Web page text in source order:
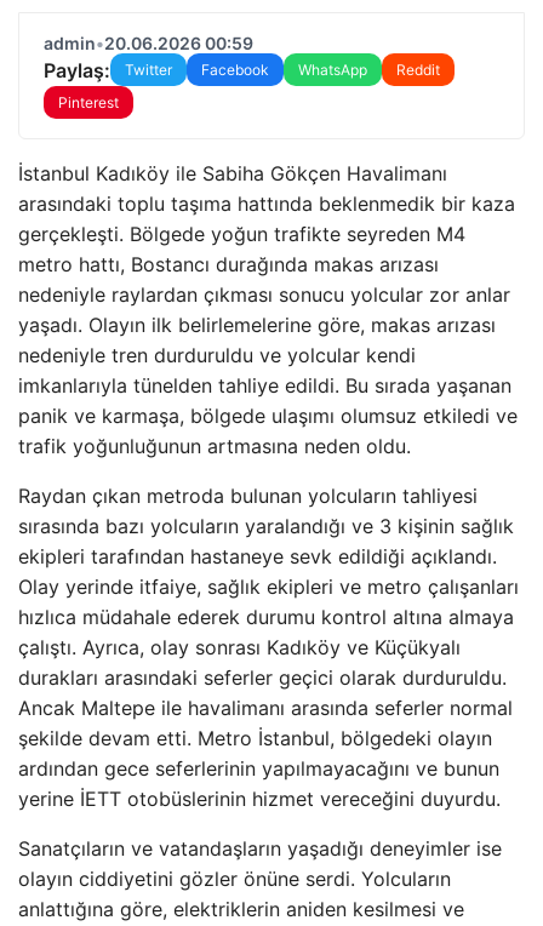
admin•20.06.2026 00:59
Paylaş: Twitter Facebook WhatsApp
Reddit
Pinterest
İstanbul Kadıköy ile Sabiha Gökçen Havalimanı
arasındaki toplu taşıma hattında beklenmedik bir kaza
gerçekleşti. Bölgede yoğun trafikte seyreden M4
metro hattı, Bostancı durağında makas arızası
nedeniyle raylardan çıkması sonucu yolcular zor anlar
yaşadı. Olayın ilk belirlemelerine göre, makas arızası
nedeniyle tren durduruldu ve yolcular kendi
imkanlarıyla tünelden tahliye edildi. Bu sırada yaşanan
panik ve karmaşa, bölgede ulaşımı olumsuz etkiledi ve
trafik yoğunluğunun artmasına neden oldu.
Raydan çıkan metroda bulunan yolcuların tahliyesi
sırasında bazı yolcuların yaralandığı ve 3 kişinin sağlık
ekipleri tarafından hastaneye sevk edildiği açıklandı.
Olay yerinde itfaiye, sağlık ekipleri ve metro çalışanları
hızlıca müdahale ederek durumu kontrol altına almaya
çalıştı. Ayrıca, olay sonrası Kadıköy ve Küçükyalı
durakları arasındaki seferler geçici olarak durduruldu.
Ancak Maltepe ile havalimanı arasında seferler normal
şekilde devam etti. Metro İstanbul, bölgedeki olayın
ardından gece seferlerinin yapılmayacağını ve bunun
yerine İETT otobüslerinin hizmet vereceğini duyurdu.
Sanatçıların ve vatandaşların yaşadığı deneyimler ise
olayın ciddiyetini gözler önüne serdi. Yolcuların
anlattığına göre, elektriklerin aniden kesilmesi ve